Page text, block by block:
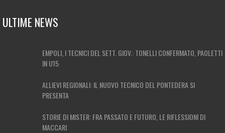
ULTIME NEWS
EMPOLI, I TECNICI DEL SETT. GIOV.: TONELLI CONFERMATO, PAOLETTI
IN U15
ALLIEVI REGIONALI: IL NUOVO TECNICO DEL PONTEDERA SI
PRESENTA
STORIE DI MISTER: FRA PASSATO E FUTURO, LE RIFLESSIONI DI
MACCARI